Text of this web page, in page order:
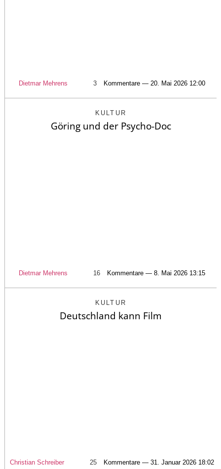
Dietmar Mehrens 3 Kommentare — 20. Mai 2026 12:00
KULTUR
Göring und der Psycho-Doc
Dietmar Mehrens 16 Kommentare — 8. Mai 2026 13:15
KULTUR
Deutschland kann Film
Christian Schreiber 25 Kommentare — 31. Januar 2026 18:02